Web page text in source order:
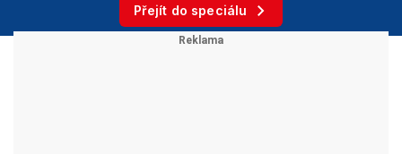
Přejít do speciálu